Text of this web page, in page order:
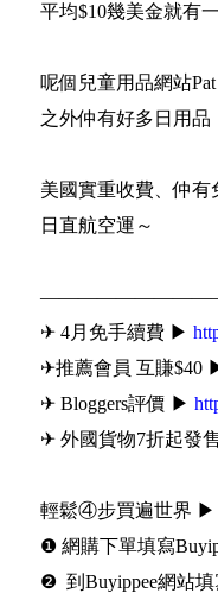
平均$10幾美金就有
呢個兒童用品網站
之外仲有好多日用品
美國實重收費、仲
日直航空運～
✈ 4月免手續費 ▶
✈推薦會員 互賺$40
✈ Bloggers評價 ▶
✈ 外國貨物7折起發
輕鬆④步買遍世界 ▶
❶ 網購下單填寫
❷ 到Buyippee網站